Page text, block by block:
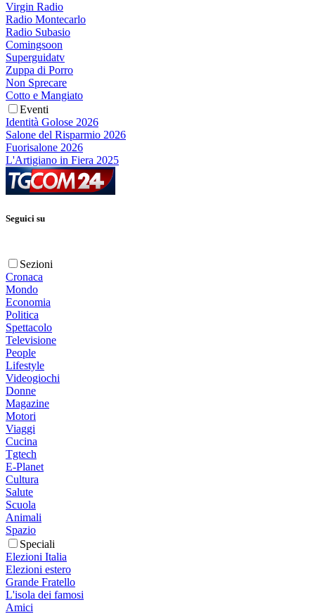
Virgin Radio
Radio Montecarlo
Radio Subasio
Comingsoon
Superguidatv
Zuppa di Porro
Non Sprecare
Cotto e Mangiato
Eventi
Identità Golose 2026
Salone del Risparmio 2026
Fuorisalone 2026
L'Artigiano in Fiera 2025
Seguici su
Sezioni
Cronaca
Mondo
Economia
Politica
Spettacolo
Televisione
People
Lifestyle
Videogiochi
Donne
Magazine
Motori
Viaggi
Cucina
Tgtech
E-Planet
Cultura
Salute
Scuola
Animali
Spazio
Speciali
Elezioni Italia
Elezioni estero
Grande Fratello
L'isola dei famosi
Amici